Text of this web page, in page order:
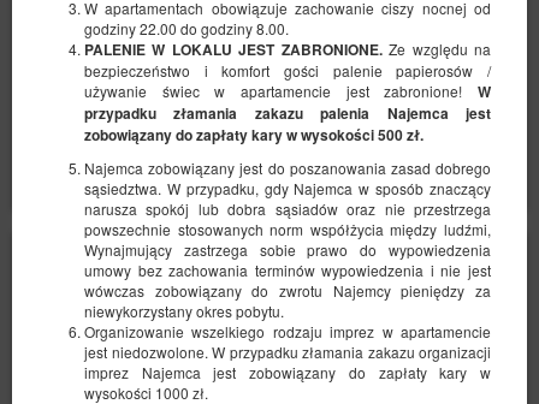
W apartamentach obowiązuje zachowanie ciszy nocnej od
godziny 22.00 do godziny 8.00.
PALENIE W LOKALU JEST ZABRONIONE.Ze względu na
bezpieczeństwo i komfort gości palenie papierosów /
używanie świec w apartamencie jest zabronione! W
przypadku złamania zakazu palenia Najemca jest
zobowiązany do zapłaty kary w wysokości 500 zł.
Najemca zobowiązany jest do poszanowania zasad dobrego
sąsiedztwa. W przypadku, gdy Najemca w sposób znaczący
narusza spokój lub dobra sąsiadów oraz nie przestrzega
powszechnie stosowanych norm współżycia między ludźmi,
Wynajmujący zastrzega sobie prawo do wypowiedzenia
umowy bez zachowania terminów wypowiedzenia i nie jest
wówczas zobowiązany do zwrotu Najemcy pieniędzy za
niewykorzystany okres pobytu.
Organizowanie wszelkiego rodzaju imprez w apartamencie
jest niedozwolone. W przypadku złamania zakazu organizacji
imprez Najemca jest zobowiązany do zapłaty kary w
wysokości 1000 zł.
340,01 zł
2 osoby / 1 noc
Udostępnij Szczegóły Dostępność